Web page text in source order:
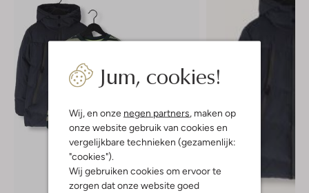
Jum, cookies!
Wij, en onze negen partners , maken op
onze website gebruik van cookies en
vergelijkbare technieken (gezamenlijk:
"cookies").
Wij gebruiken cookies om ervoor te
zorgen dat onze website goed